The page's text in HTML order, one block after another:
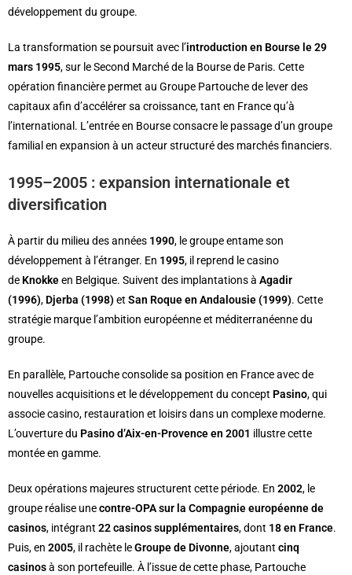
développement du groupe.
La transformation se poursuit avec l’introduction en Bourse le 29
mars 1995, sur le Second Marché de la Bourse de Paris. Cette
opération financière permet au Groupe Partouche de lever des
capitaux afin d’accélérer sa croissance, tant en France qu’à
l’international. L’entrée en Bourse consacre le passage d’un groupe
familial en expansion à un acteur structuré des marchés financiers.
1995–2005 : expansion internationale et
diversification
À partir du milieu des années 1990, le groupe entame son
développement à l’étranger. En 1995, il reprend le casino
de Knokkeen Belgique. Suivent des implantations à Agadir
(1996), Djerba (1998) et San Roque en Andalousie (1999). Cette
stratégie marque l’ambition européenne et méditerranéenne du
groupe.
En parallèle, Partouche consolide sa position en France avec de
nouvelles acquisitions et le développement du concept Pasino, qui
associe casino, restauration et loisirs dans un complexe moderne.
L’ouverture du Pasino d’Aix-en-Provence en 2001 illustre cette
montée en gamme.
Deux opérations majeures structurent cette période. En 2002, le
groupe réalise unecontre-OPA sur la Compagnie européenne de
casinos, intégrant 22 casinos supplémentaires, dont 18 en France.
Puis, en 2005, il rachète leGroupe de Divonne, ajoutant cinq
casinosà son portefeuille. À l’issue de cette phase, Partouche